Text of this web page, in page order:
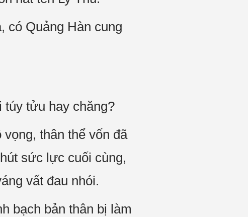
có Quảng Hàn cung
túy tửu hay chăng?
thân thể vốn đã
sức lực cuối cùng,
vất đau nhói.
bạch bản thân bị làm